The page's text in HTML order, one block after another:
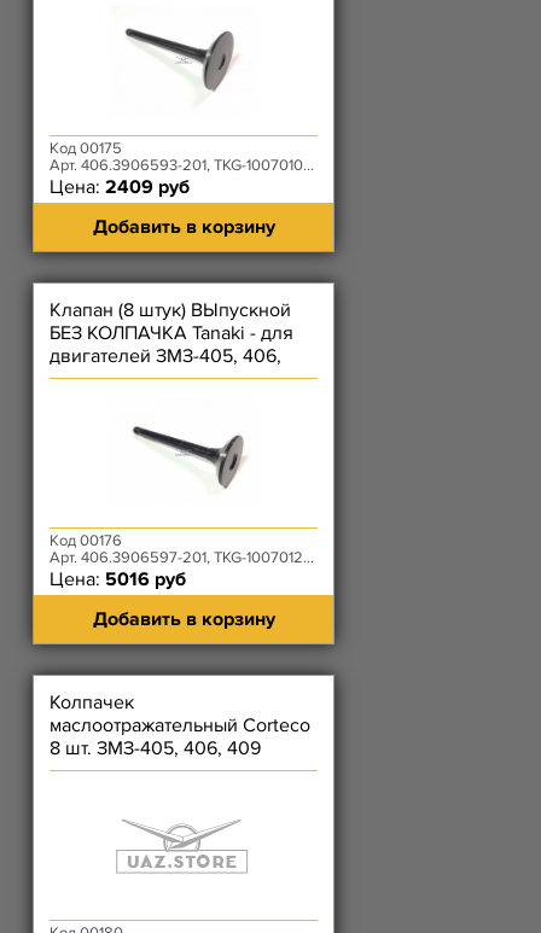
Код 00175
Арт. 406.3906593-201, TKG-1007010-53
Цена: 2409 руб
Добавить в корзину
Клапан (8 штук) ВЫпускной
БЕЗ КОЛПАЧКА Tanaki - для
двигателей ЗМЗ-405, 406,
409
Код 00176
Арт. 406.3906597-201, TKG-1007012-53
Цена: 5016 руб
Добавить в корзину
Колпачек
маслоотражательный Corteco
8 шт. ЗМЗ-405, 406, 409